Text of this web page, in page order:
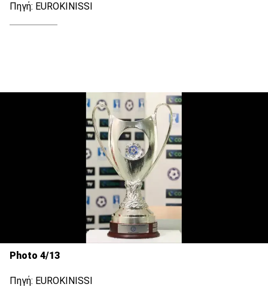
Πηγή: EUROKINISSI
Photo 4/13
Πηγή: EUROKINISSI